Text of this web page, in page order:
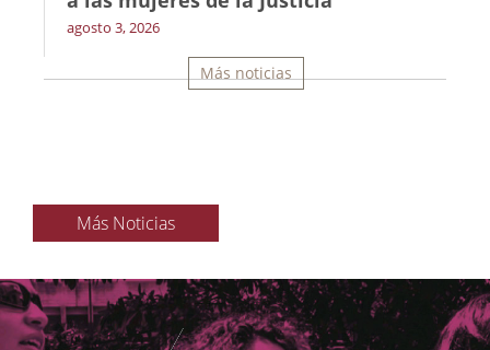
agosto 3, 2026
Más noticias
Más Noticias